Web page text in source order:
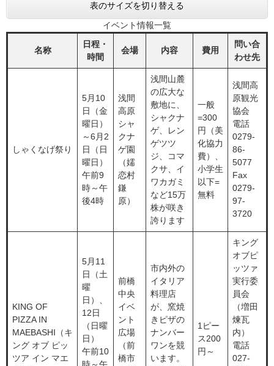
表のサイズを切り替える
イベント情報一覧
名称
日程・
時間
会場 内容 費用
問い合
わせ先
しゃくなげ祭り
5月10
日（金
曜日）
～6月2
日（日
曜日）
午前9
時～午
後4時
浅間
高原
シャ
クナ
ゲ園
（嬬
恋村
鎌
原）
浅間山麓
の広大な
敷地に、
シャクナ
ゲ、レン
ゲツツ
ジ、コマ
クサ、イ
ワカガミ
など15万
株が咲き
誇ります
一般
=300
円（美
化協力
費）、
小学生
以下=
無料
浅間高
原観光
協会
電話
0279-
86-
5077
Fax
0279-
97-
3720
KING OF
PIZZA IN
MAEBASHI（キ
ング オブ ピッ
ツア イン マエ
5月11
日（土
曜
日）、
12日
（日曜
日）
午前10
前橋
中央
イベ
ント
広場
（前
橋市
市内外の
イタリア
料理店
が、窯焼
きピザの
ナンバー
ワンを競
います。
1ピー
ス200
円～
キング
オブピ
ッツァ
実行委
員会
（増田
煉瓦
内）
電話
027-